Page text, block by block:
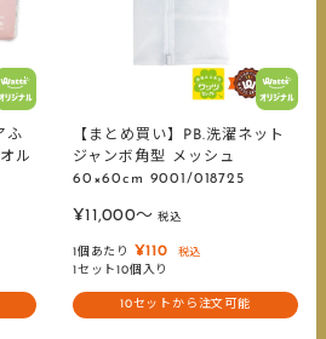
ふ
ル
【まとめ買い】PB.洗濯ネット
ジャンボ角型 メッシュ
60×60cm 9001/018725
販
価
¥11,000〜 税込
1個あたり ¥110 税込
1セット10個入り
10セットから注文可能